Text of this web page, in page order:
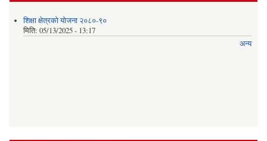
शिक्षा क्षेत्रको योजना २०८०-९०
मिति: 05/13/2025 - 13:17
अन्य